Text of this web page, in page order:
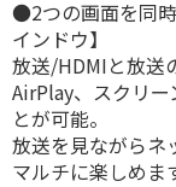
●2つの画面を同
インドウ】
放送/HDMIと放送
AirPlay、スクリ
とが可能。
放送を見ながらネ
マルチに楽しめま